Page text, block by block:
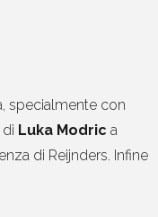
specialmente con
Luka Modric a
di Reijnders. Infine